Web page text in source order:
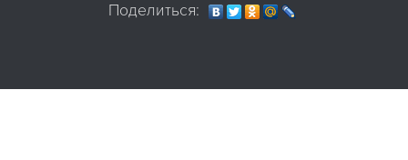
Поделиться: